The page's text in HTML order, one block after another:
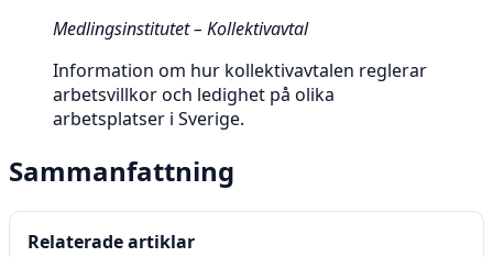
Medlingsinstitutet – Kollektivavtal
Information om hur kollektivavtalen reglerar
arbetsvillkor och ledighet på olika
arbetsplatser i Sverige.
Sammanfattning
Relaterade artiklar